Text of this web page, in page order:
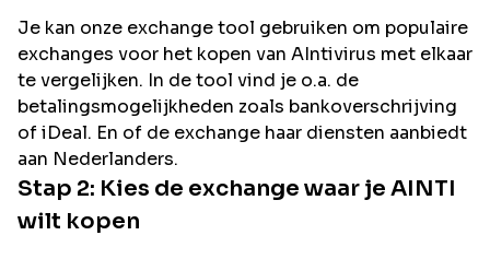
Je kan onze exchange tool gebruiken om populaire
exchanges voor het kopen van AIntivirus met elkaar
te vergelijken. In de tool vind je o.a. de
betalingsmogelijkheden zoals bankoverschrijving
of iDeal. En of de exchange haar diensten aanbiedt
aan Nederlanders.
Stap 2: Kies de exchange waar je AINTI
wilt kopen